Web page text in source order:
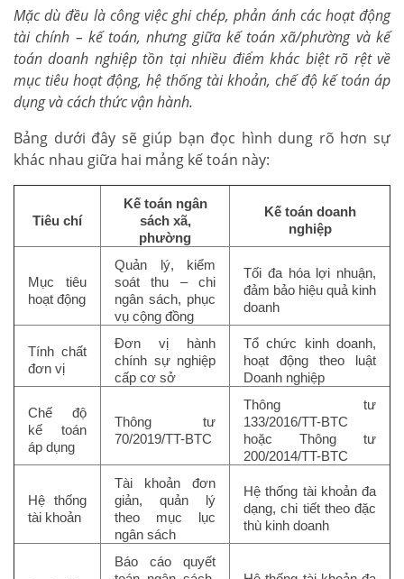
Mặc dù đều là công việc ghi chép, phản ánh các hoạt động
tài chính – kế toán, nhưng giữa kế toán xã/phường và kế
toán doanh nghiệp tồn tại nhiều điểm khác biệt rõ rệt về
mục tiêu hoạt động, hệ thống tài khoản, chế độ kế toán áp
dụng và cách thức vận hành.
Bảng dưới đây sẽ giúp bạn đọc hình dung rõ hơn sự
khác nhau giữa hai mảng kế toán này:
Tiêu chí
Kế toán ngân
sách xã,
phường
Kế toán doanh
nghiệp
Mục tiêu
hoạt động
Quản lý, kiểm
soát thu – chi
ngân sách, phục
vụ cộng đồng
Tối đa hóa lợi nhuận,
đảm bảo hiệu quả kinh
doanh
Tính chất
đơn vị
Đơn vị hành
chính sự nghiệp
cấp cơ sở
Tổ chức kinh doanh,
hoạt động theo luật
Doanh nghiệp
Chế độ
kế toán
áp dụng
Thông tư
70/2019/TT-BTC
Thông tư
133/2016/TT-BTC
hoặc Thông tư
200/2014/TT-BTC
Hệ thống
tài khoản
Tài khoản đơn
giản, quản lý
theo mục lục
ngân sách
Hệ thống tài khoản đa
dạng, chi tiết theo đặc
thù kinh doanh
Báo cáo quyết